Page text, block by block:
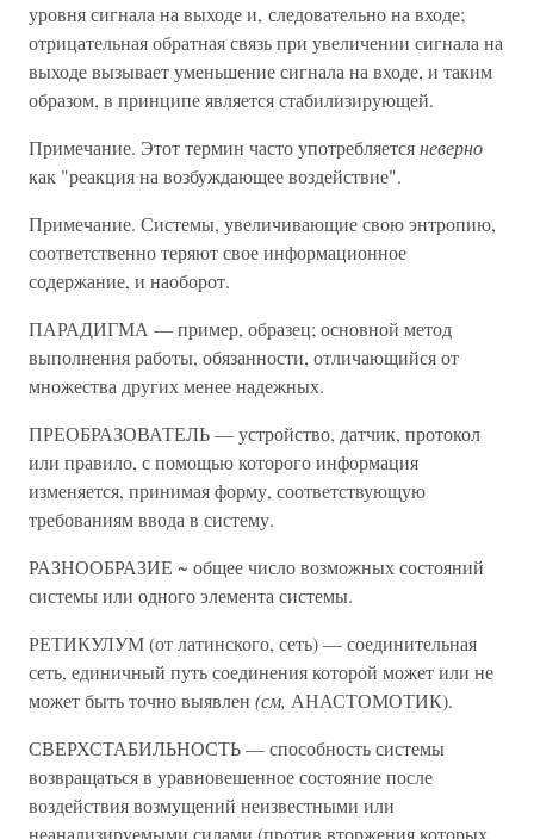
уровня сигнала на выходе и, следовательно на входе;
отрицательная обратная связь при увеличении сигнала на
выходе вызывает уменьшение сигнала на входе, и таким
образом, в принципе является стабилизирующей.
Примечание. Этот термин часто употребляетсяневерно
как "реакция на возбуждающее воздействие".
Примечание. Системы, увеличивающие свою энтропию,
соответственно теряют свое информационное
содержание, и наоборот.
ПАРАДИГМА — пример, образец; основной метод
выполнения работы, обязанности, отличающийся от
множества других менее надежных.
ПРЕОБРАЗОВАТЕЛЬ — устройство, датчик, протокол
или правило, с помощью которого информация
изменяется, принимая форму, соответствующую
требованиям ввода в систему.
РАЗНООБРАЗИЕ ~ общее число возможных состояний
системы или одного элемента системы.
РЕТИКУЛУМ (от латинского, сеть) — соединительная
сеть, единичный путь соединения которой может или не
может быть точно выявлен (см, АНАСТОМОТИК).
СВЕРХСТАБИЛЬНОСТЬ — способность системы
возвращаться в уравновешенное состояние после
воздействия возмущений неизвестными или
неанализируемыми силами (против вторжения которых,